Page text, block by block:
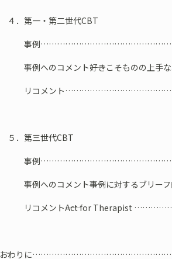
４．第一・第二世代CBT
事例
事例へのコメント――好きこそものの上
リコメント
５．第三世代CBT
事例
事例へのコメント――事例に対するブリー
リコメント――Act for Therapist
おわりに